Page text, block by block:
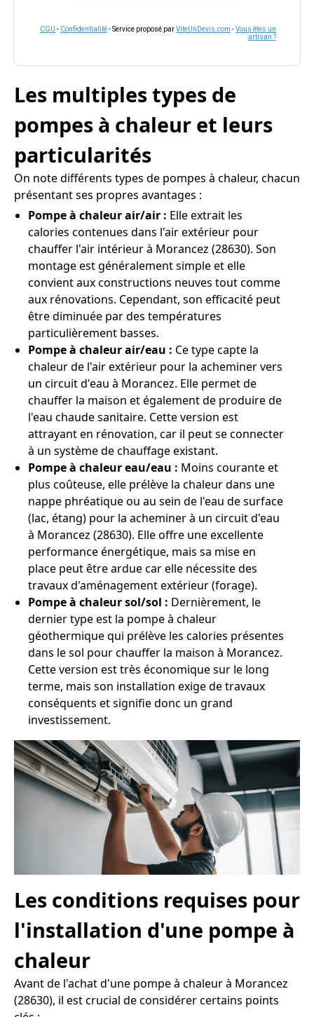
CGU - Confidentialité- Service proposé parViteUnDevis.com -Vous êtes un
artisan ?
Les multiples types de
pompes à chaleur et leurs
particularités
On note différents types de pompes à chaleur, chacun
présentant ses propres avantages :
Pompe à chaleur air/air : Elle extrait les
calories contenues dans l'air extérieur pour
chauffer l'air intérieur à Morancez (28630). Son
montage est généralement simple et elle
convient aux constructions neuves tout comme
aux rénovations. Cependant, son efficacité peut
être diminuée par des températures
particulièrement basses.
Pompe à chaleur air/eau : Ce type capte la
chaleur de l'air extérieur pour la acheminer vers
un circuit d'eau à Morancez. Elle permet de
chauffer la maison et également de produire de
l'eau chaude sanitaire. Cette version est
attrayant en rénovation, car il peut se connecter
à un système de chauffage existant.
Pompe à chaleur eau/eau : Moins courante et
plus coûteuse, elle prélève la chaleur dans une
nappe phréatique ou au sein de l'eau de surface
(lac, étang) pour la acheminer à un circuit d'eau
à Morancez (28630). Elle offre une excellente
performance énergétique, mais sa mise en
place peut être ardue car elle nécessite des
travaux d'aménagement extérieur (forage).
Pompe à chaleur sol/sol : Dernièrement, le
dernier type est la pompe à chaleur
géothermique qui prélève les calories présentes
dans le sol pour chauffer la maison à Morancez.
Cette version est très économique sur le long
terme, mais son installation exige de travaux
conséquents et signifie donc un grand
investissement.
Les conditions requises pour
l'installation d'une pompe à
chaleur
Avant de l'achat d'une pompe à chaleur à Morancez
(28630), il est crucial de considérer certains points